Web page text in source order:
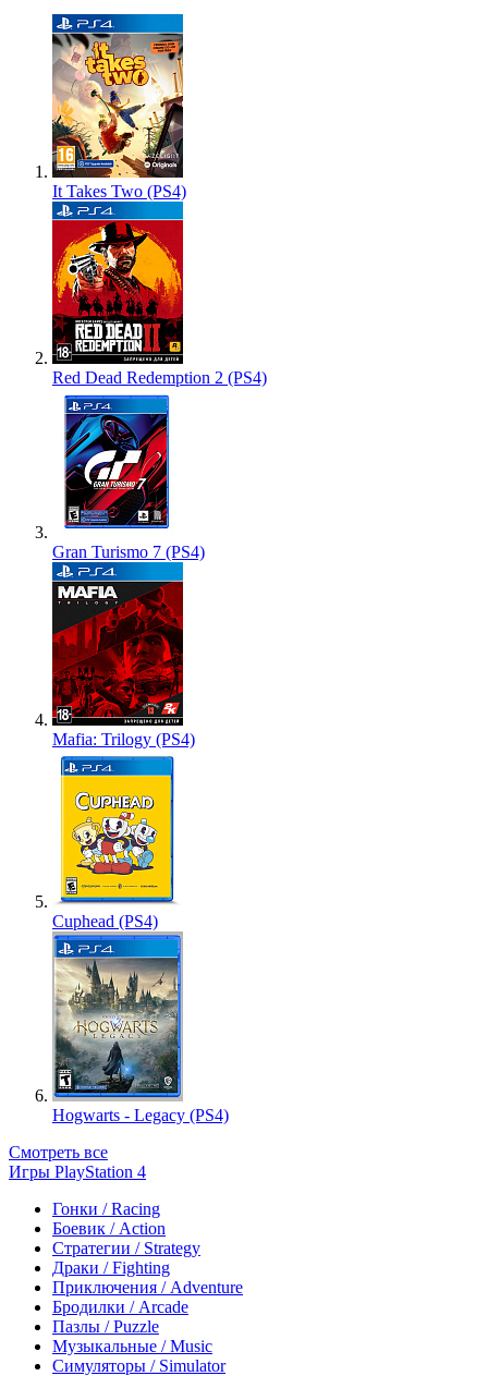
It Takes Two (PS4)
Red Dead Redemption 2 (PS4)
Gran Turismo 7 (PS4)
Mafia: Trilogy (PS4)
Cuphead (PS4)
Hogwarts - Legacy (PS4)
Смотреть все
Игры PlayStation 4
Гонки / Racing
Боевик / Action
Стратегии / Strategy
Драки / Fighting
Приключения / Adventure
Бродилки / Arcade
Пазлы / Puzzle
Музыкальные / Music
Симуляторы / Simulator